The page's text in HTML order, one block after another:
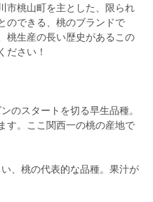
市桃山町を主とした、限られ
のできる、桃のブランドで
桃生産の長い歴史があるこの
ださい！
のスタートを切る早生品種。
す。ここ関西一の桃の産地で
、桃の代表的な品種。果汁が